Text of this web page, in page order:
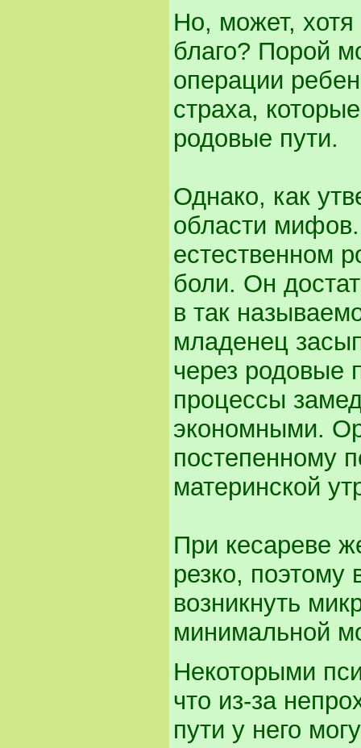
Но, может,
благо? Порой
операции
страха,
родовые пути.
Однако, как
области
естественном
боли. Он
в так
младенец
через родовые
процессы
экономными.
постепенному
материнской
При кесареве
резко, поэтому
возникнуть
минимальной
Некоторыми
что из-за
пути у него